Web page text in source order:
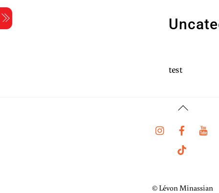
Skip
to
test
Back
Top
Instagram
© Lévon Minassian